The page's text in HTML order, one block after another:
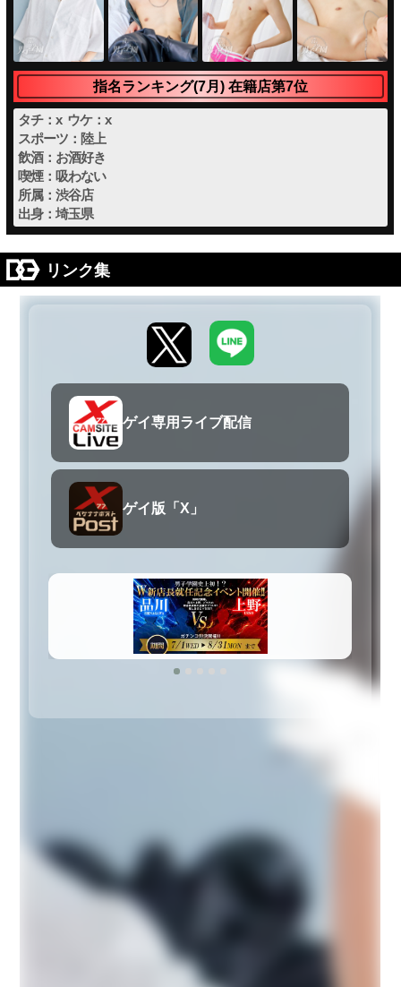
指名ランキング(7月) 在籍店第7位
タチ：x ウケ：x
スポーツ：陸上
飲酒：お酒好き
喫煙：吸わない
所属：渋谷店
出身：埼玉県
リンク集